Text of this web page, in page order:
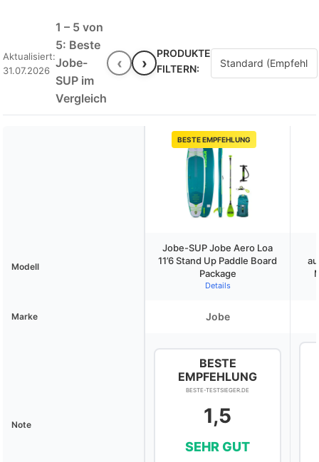
Aktualisiert:
31.07.2026
1 – 5 von
5: Beste
Jobe-
SUP im
Vergleich
‹ ›
PRODUKTE
FILTERN:
BESTE EMPFEHLUNG
Modell
Jobe-SUP Jobe Aero Loa
11’6 Stand Up Paddle Board
Package
Details
Marke Jobe
Note
BESTE
EMPFEHLUNG
BESTE-TESTSIEGER.DE
1,5
SEHR GUT